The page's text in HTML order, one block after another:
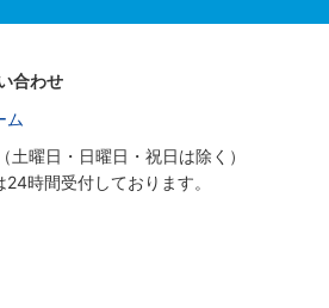
合わせ
ム
曜日・日曜日・祝日は除く）
時間受付しております。